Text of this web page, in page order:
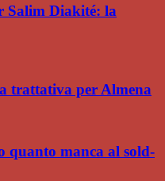
Salim Diakité: la
trattativa per Almena
quanto manca al sold-